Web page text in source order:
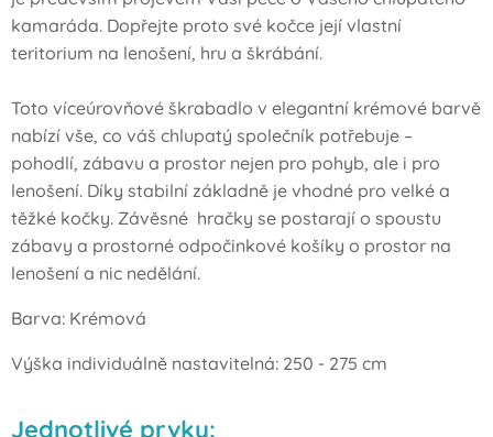
kamaráda. Dopřejte proto své kočce její vlastní
teritorium na lenošení, hru a škrábání.
Toto víceúrovňové škrabadlo v elegantní krémové barvě
nabízí vše, co váš chlupatý společník potřebuje –
pohodlí, zábavu a prostor nejen pro pohyb, ale i pro
lenošení. Díky stabilní základně je vhodné pro velké a
těžké kočky. Závěsné hračky se postarají o spoustu
zábavy a prostorné odpočinkové košíky o prostor na
lenošení a nic nedělání.
Barva: Krémová
Výška individuálně nastavitelná: 250 - 275 cm
Jednotlivé prvky: